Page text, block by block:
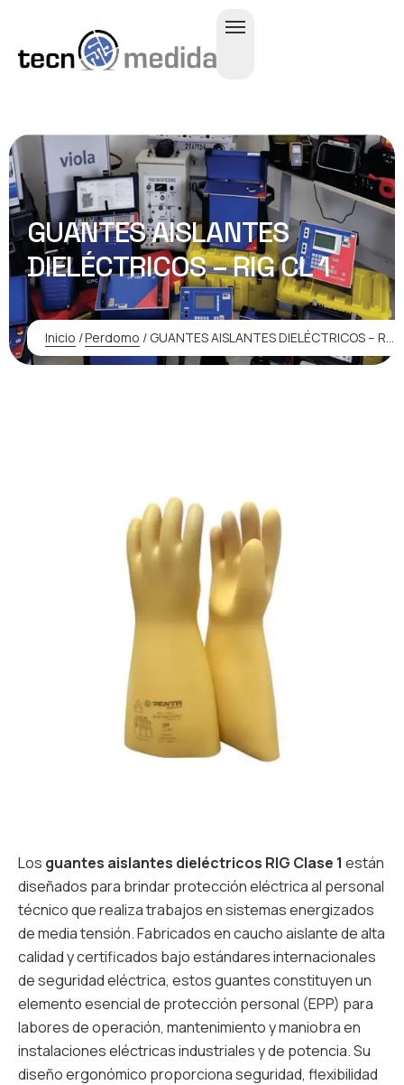
GUANTES AISLANTES
DIELÉCTRICOS – RIG CL 1
Inicio /Perdomo / GUANTES AISLANTES DIELÉCTRICOS – RIG CL 1
Los guantes aislantes dieléctricos RIG Clase 1 están
diseñados para brindar protección eléctrica al personal
técnico que realiza trabajos en sistemas energizados
de media tensión. Fabricados en caucho aislante de alta
calidad y certificados bajo estándares internacionales
de seguridad eléctrica, estos guantes constituyen un
elemento esencial de protección personal (EPP) para
labores de operación, mantenimiento y maniobra en
instalaciones eléctricas industriales y de potencia. Su
diseño ergonómico proporciona seguridad, flexibilidad